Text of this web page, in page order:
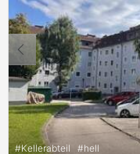
#Kellerabteil #hell